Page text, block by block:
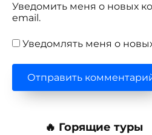
Уведомить меня о новых
email.
Уведомлять меня о
🔥 Горящие туры